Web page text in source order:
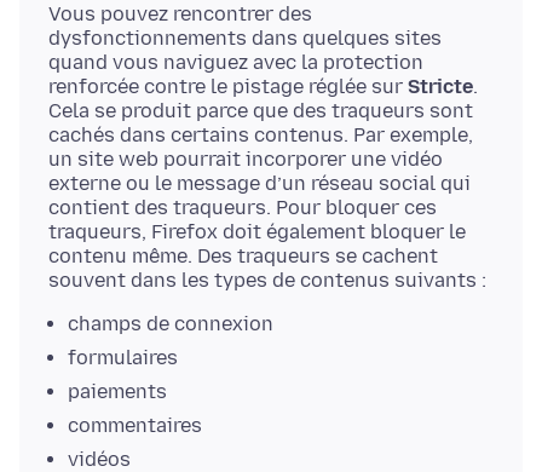
Vous pouvez rencontrer des
dysfonctionnements dans quelques sites
quand vous naviguez avec la protection
renforcée contre le pistage réglée sur Stricte.
Cela se produit parce que des traqueurs sont
cachés dans certains contenus. Par exemple,
un site web pourrait incorporer une vidéo
externe ou le message d’un réseau social qui
contient des traqueurs. Pour bloquer ces
traqueurs, Firefox doit également bloquer le
contenu même. Des traqueurs se cachent
souvent dans les types de contenus suivants :
champs de connexion
formulaires
paiements
commentaires
vidéos